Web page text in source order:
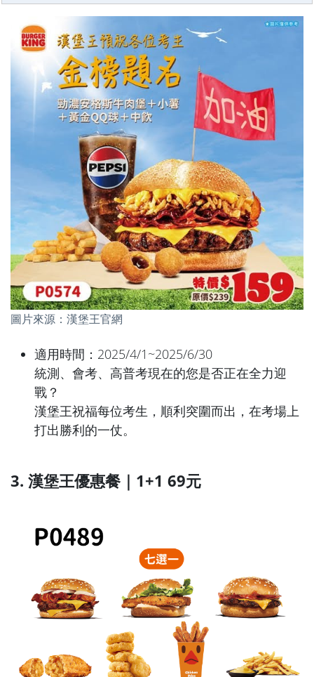
圖片來源：漢堡王官網
適用時間：2025/4/1~2025/6/30
統測、會考、高普考現在的您是否正在全力迎
戰？
漢堡王祝福每位考生，順利突圍而出，在考場上
打出勝利的一仗。
3. 漢堡王優惠餐｜1+1 69元